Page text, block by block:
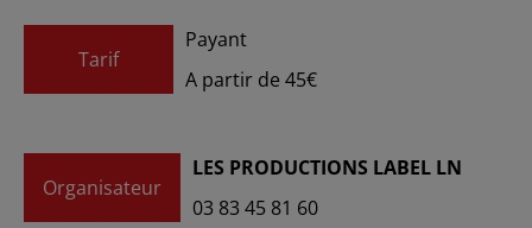
Tarif
Payant
A partir de 45€
Organisateur
LES PRODUCTIONS LABEL LN
03 83 45 81 60